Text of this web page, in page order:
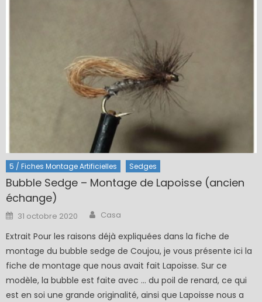
5 / Fiches Montage Artificielles Sedges
Bubble Sedge – Montage de Lapoisse (ancien
échange)
Posted
on
31 octobre 2020 Author
Casa
Extrait Pour les raisons déjà expliquées dans la fiche de
montage du bubble sedge de Coujou, je vous présente ici la
fiche de montage que nous avait fait Lapoisse. Sur ce
modèle, la bubble est faite avec … du poil de renard, ce qui
est en soi une grande originalité, ainsi que Lapoisse nous a